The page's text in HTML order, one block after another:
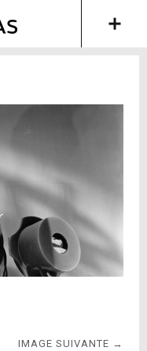
IMAGE SUIVANTE →